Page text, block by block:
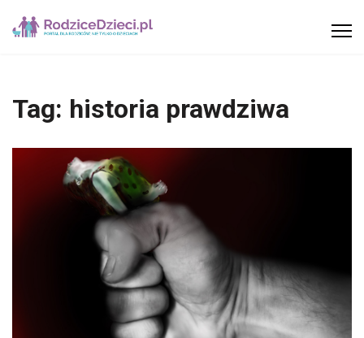
Tag: historia prawdziwa